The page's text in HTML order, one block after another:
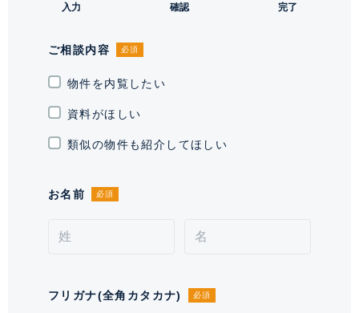
通学区域小学校
契約期間（期日）
入居諸条件
ペット相談(、)・W￠E)、 住居兼
入力 確認 完了
ご相談内容 必須
物件を内覧したい
資料がほしい
類似の物件も紹介してほしい
お名前 必須
フリガナ(全角カタカナ) 必須